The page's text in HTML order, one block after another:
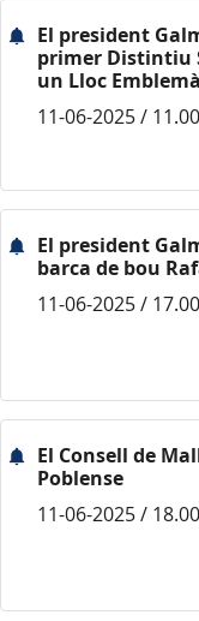
El president
primer Distintiu
un Lloc
11-06-2025 /
El president
barca de bou
11-06-2025 /
El Consell de
Poblense
11-06-2025 /